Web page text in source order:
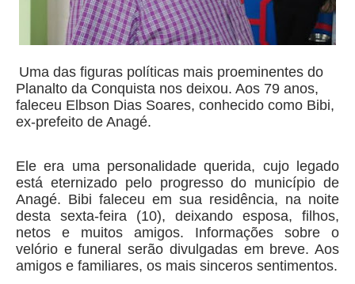
Uma das figuras políticas mais proeminentes do
Planalto da Conquista nos deixou. Aos 79 anos,
faleceu Elbson Dias Soares, conhecido como Bibi,
ex-prefeito de Anagé.
Ele era uma personalidade querida, cujo legado
está eternizado pelo progresso do município de
Anagé. Bibi faleceu em sua residência, na noite
desta sexta-feira (10), deixando esposa, filhos,
netos e muitos amigos. Informações sobre o
velório e funeral serão divulgadas em breve. Aos
amigos e familiares, os mais sinceros sentimentos.